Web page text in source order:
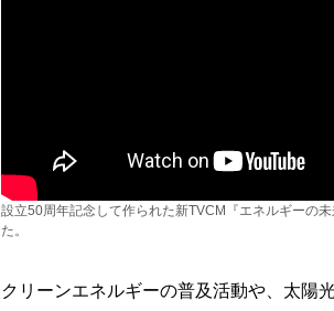
設立50周年記念して作られた新TVCM『エネルギーの
た。
クリーンエネルギーの普及活動や、太陽